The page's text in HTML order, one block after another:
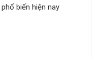
biến hiện nay